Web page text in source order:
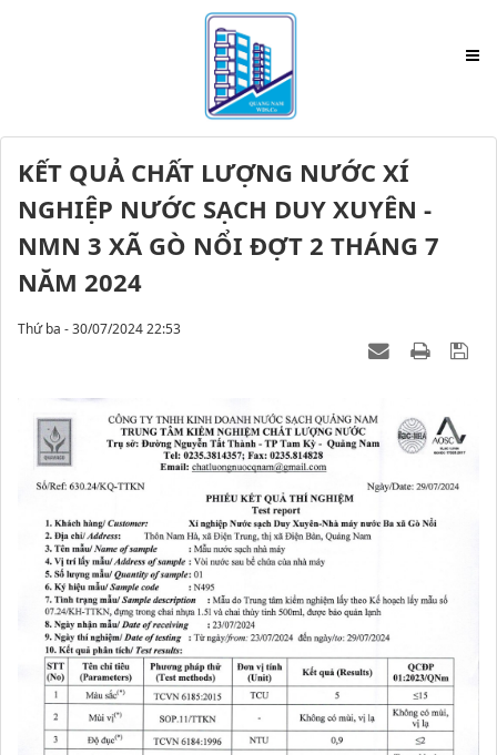
KẾT QUẢ CHẤT LƯỢNG NƯỚC XÍ
NGHIỆP NƯỚC SẠCH DUY XUYÊN -
NMN 3 XÃ GÒ NỔI ĐỢT 2 THÁNG 7
NĂM 2024
Thứ ba - 30/07/2024 22:53